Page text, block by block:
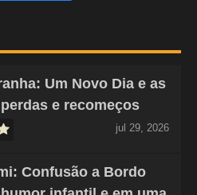
Um Novo Dia e as
e recomeços
jul 29, 2026
Confusão a Bordo